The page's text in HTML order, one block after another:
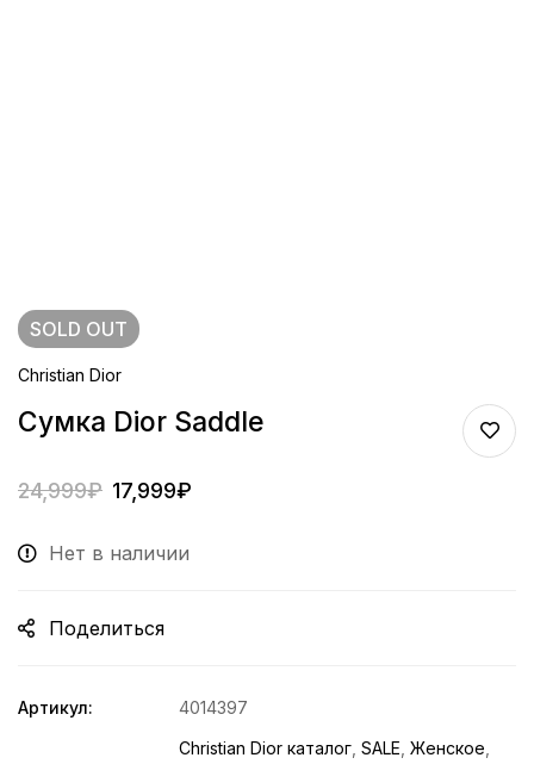
SOLD OUT
Christian Dior
Сумка Dior Saddle
24,999₽ 17,999₽
Нет в наличии
Поделиться
Артикул:
4014397
Christian Dior каталог SALE Женское